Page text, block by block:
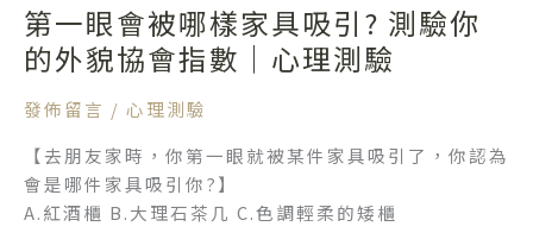
不
整
是
為
念
舊
第一眼會被哪樣家具吸引? 測驗你
的外貌協會指數｜心理測驗
發佈留言 / 心理測驗
【去朋友家時，你第一眼就被某件家具吸引了，你認為
會是哪件家具吸引你?】
A.紅酒櫃 B.大理石茶几 C.色調輕柔的矮櫃
眼
會
被
哪
家
具
吸